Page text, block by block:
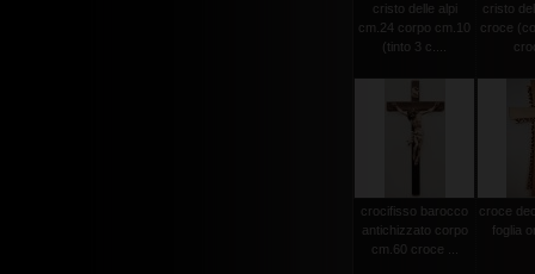
cristo delle alpi
cm.24 corpo cm.10
(tinto 3 c....
cristo
croce
crocifisso barocco
antichizzato corpo
cm.60 croce ...
croce
foglia